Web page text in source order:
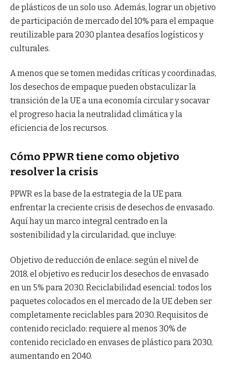
de plásticos de un solo uso. Además, lograr un objetivo
de participación de mercado del 10% para el empaque
reutilizable para 2030 plantea desafíos logísticos y
culturales.
A menos que se tomen medidas críticas y coordinadas,
los desechos de empaque pueden obstaculizar la
transición de la UE a una economía circular y socavar
el progreso hacia la neutralidad climática y la
eficiencia de los recursos.
Cómo PPWR tiene como objetivo
resolver la crisis
PPWR es la base de la estrategia de la UE para
enfrentar la creciente crisis de desechos de envasado.
Aquí hay un marco integral centrado en la
sostenibilidad y la circularidad, que incluye:
Objetivo de reducción de enlace: según el nivel de
2018, el objetivo es reducir los desechos de envasado
en un 5% para 2030. Reciclabilidad esencial: todos los
paquetes colocados en el mercado de la UE deben ser
completamente reciclables para 2030. Requisitos de
contenido reciclado: requiere al menos 30% de
contenido reciclado en envases de plástico para 2030,
aumentando en 2040.